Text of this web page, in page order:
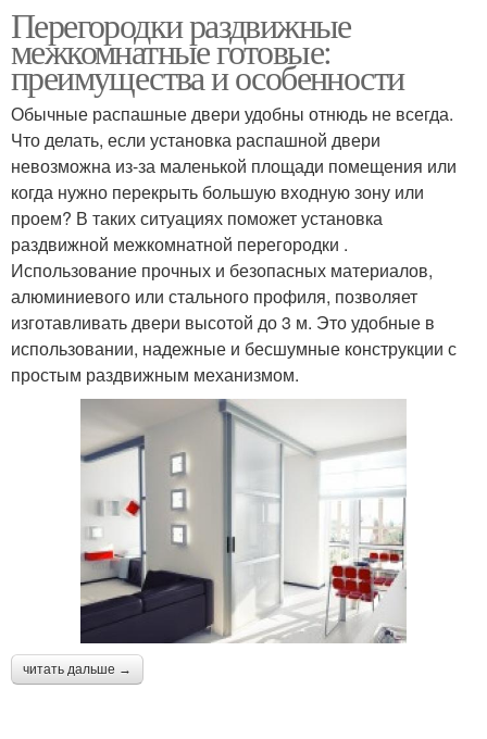
Перегородки раздвижные
межкомнатные готовые:
преимущества и особенности
Обычные распашные двери удобны отнюдь не всегда.
Что делать, если установка распашной двери
невозможна из-за маленькой площади помещения или
когда нужно перекрыть большую входную зону или
проем? В таких ситуациях поможет установка
раздвижной межкомнатной перегородки .
Использование прочных и безопасных материалов,
алюминиевого или стального профиля, позволяет
изготавливать двери высотой до 3 м. Это удобные в
использовании, надежные и бесшумные конструкции с
простым раздвижным механизмом.
читать дальше →